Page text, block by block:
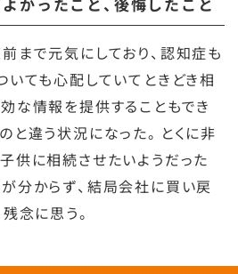
まで元気にしており、認知症も
いても心配していてときどき相
な情報を提供することもでき
と違う状況になった。とくに非
供に相続させたいようだった
分からず、結局会社に買い戻
念に思う。